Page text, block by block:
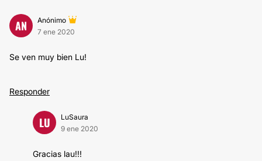
AN
Anónimo
7 ene 2020
Se ven muy bien Lu!
Responder
LU
LuSaura
9 ene 2020
Gracias lau!!!